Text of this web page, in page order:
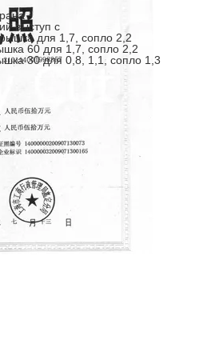
выступ c
для 1,7, сопло 2,2
60 для 1,7, сопло 2,2
30 для 0,8, 1,1, сопло 1,3